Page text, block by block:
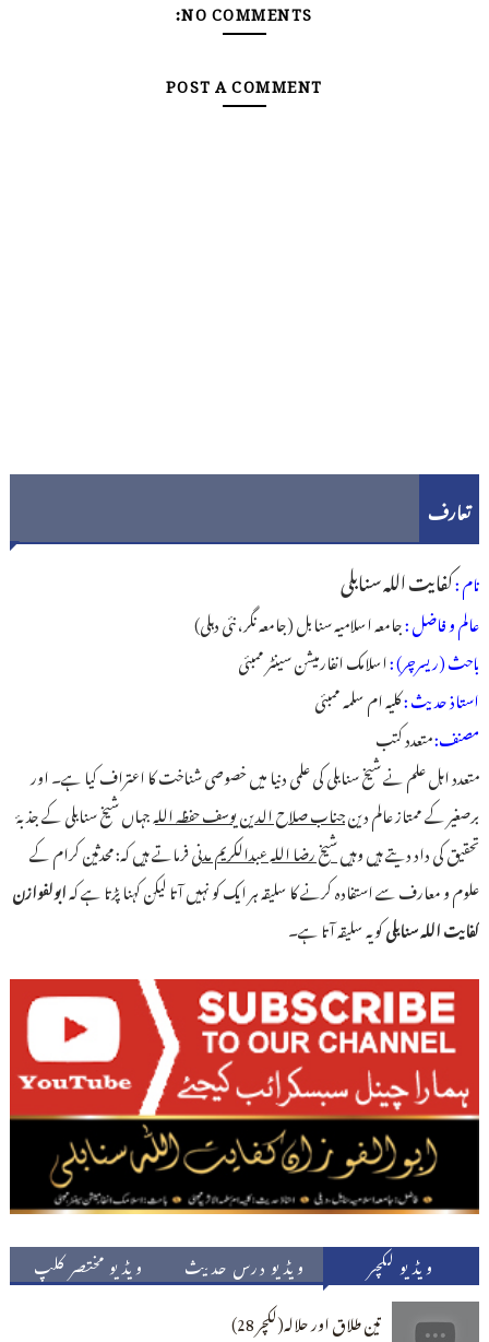
NO COMMENTS:
POST A COMMENT
تعارف
نام :کفایت اللہ سنابلی
عالم و فاضل :جامعہ اسلامیہ سنابل (جامعہ نگر، نئی دہلی)
باحث (ریسرچر) :اسلامک انفارمیشن سینٹر ممبئی
استاذ حدیث :کلیہ ام سلمہ ممبئی
مصنف:متعدد کتب
متعدد اہل علم نے شیخ سنابلی کی علمی دنیا میں خصوصی شناخت کا اعتراف کیا ہے۔ اور
برصغیر کے ممتاز عالم دینجناب صلاح الدین یوسف حفظہ اللہجہاں شیخ سنابلی کے جذبۂ
تحقیق کی داد دیتے ہیں وہیںشیخ رضا اللہ عبدالکریم مدنیفرماتے ہیں کہ: محدثین کرام کے
علوم و معارف سے استفادہ کرنے کا سلیقہ ہر ایک کو نہیں آتا لیکن کہنا پڑتا ہے کہابولفوازن
کفایت اللہ سنابلیکو یہ سلیقہ آتا ہے۔
ویڈیو لکچر ویڈیو درس حدیث
ویڈیو مختصر کلپ
تین طلاق اور حلالہ(لکچر 28)